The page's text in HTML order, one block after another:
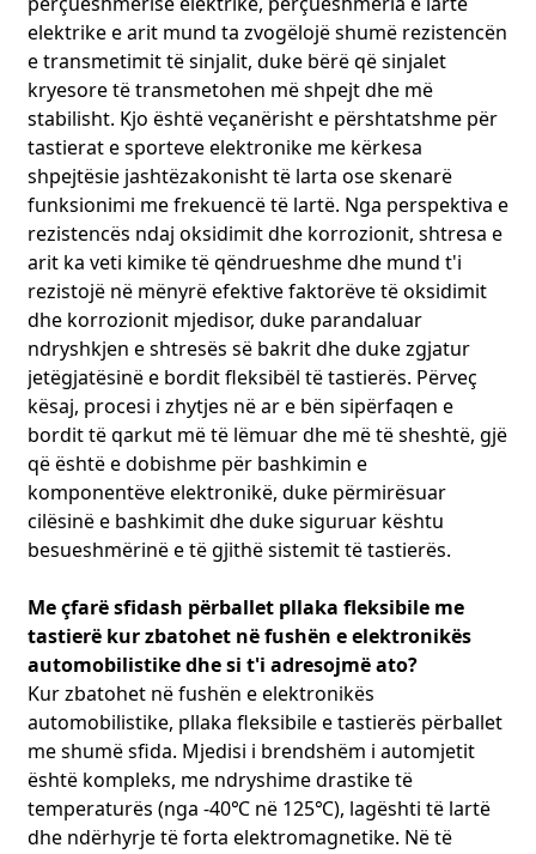
elektrike e arit mund ta zvogëlojë shumë rezistencën
e transmetimit të sinjalit, duke bërë që sinjalet
kryesore të transmetohen më shpejt dhe më
stabilisht. Kjo është veçanërisht e përshtatshme për
tastierat e sporteve elektronike me kërkesa
shpejtësie jashtëzakonisht të larta ose skenarë
funksionimi me frekuencë të lartë. Nga perspektiva e
rezistencës ndaj oksidimit dhe korrozionit, shtresa e
arit ka veti kimike të qëndrueshme dhe mund t'i
rezistojë në mënyrë efektive faktorëve të oksidimit
dhe korrozionit mjedisor, duke parandaluar
ndryshkjen e shtresës së bakrit dhe duke zgjatur
jetëgjatësinë e bordit fleksibël të tastierës. Përveç
kësaj, procesi i zhytjes në ar e bën sipërfaqen e
bordit të qarkut më të lëmuar dhe më të sheshtë, gjë
që është e dobishme për bashkimin e
komponentëve elektronikë, duke përmirësuar
cilësinë e bashkimit dhe duke siguruar kështu
besueshmërinë e të gjithë sistemit të tastierës.
Me çfarë sfidash përballet pllaka fleksibile me
tastierë kur zbatohet në fushën e elektronikës
automobilistike dhe si t'i adresojmë ato?
Kur zbatohet në fushën e elektronikës
automobilistike, pllaka fleksibile e tastierës përballet
me shumë sfida. Mjedisi i brendshëm i automjetit
është kompleks, me ndryshime drastike të
temperaturës (nga -40℃ në 125℃), lagështi të lartë
dhe ndërhyrje të forta elektromagnetike. Në të
dhe besueshmëri të mirë. Për sa i përket saktësisë së
procesit, ne optimizojmë vazhdimisht procesin e prodhimit
dhe përmirësojmë saktësinë e pajisjeve, duke bërë që
saktësia e linjës, saktësia e diametrit të vrimës, etj., e FPC të
arrijë nivelin kryesor në industri. Për shembull, gjerësia
minimale e linjës së linjave tona mund të arrijë 0.05 mm,
dhe diametri minimal i vrimës mund të arrijë 0.1 mm. Për
sa i përket kontrollit të cilësisë, përveç procesit të rreptë të
testimit të përmendur më sipër, ne kemi krijuar gjithashtu
një sistem të plotë gjurmueshmërie të cilësisë. Sapo ndodh
një problem me cilësinë në produkt, ne mund të
gjurmojmë shpejt informacione të tilla si grupet e lëndëve
të para, pajisjet e prodhimit dhe operatorët, në mënyrë që
të marrim masa përmirësimi në kohën e duhur. Këto
avantazhe teknike na kanë bërë të dallohemi në fushën e
prodhimit të FPC dhe të bëhemi një partner i besueshëm
për ju.